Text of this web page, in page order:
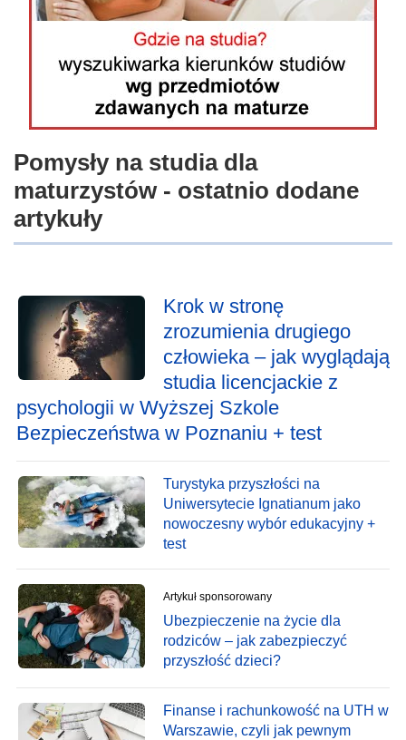
Pomysły na studia dla
maturzystów - ostatnio dodane
artykuły
Krok w stronę
zrozumienia drugiego
człowieka – jak wyglądają
studia licencjackie z
psychologii w Wyższej Szkole
Bezpieczeństwa w Poznaniu + test
Turystyka przyszłości na
Uniwersytecie Ignatianum jako
nowoczesny wybór edukacyjny +
test
Artykuł sponsorowany
Ubezpieczenie na życie dla
rodziców – jak zabezpieczyć
przyszłość dzieci?
Finanse i rachunkowość na UTH w
Warszawie, czyli jak pewnym